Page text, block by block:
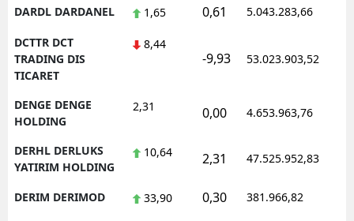
DARDL DARDANEL 1,65 0,61 5.043.283,66
DCTTR DCT
TRADING DIS
TICARET
8,44
-9,93 53.023.903,52
DENGE DENGE
HOLDING
2,31 0,00 4.653.963,76
DERHL DERLUKS
YATIRIM HOLDING
10,64 2,31 47.525.952,83
DERIM DERIMOD 33,90 0,30 381.966,82